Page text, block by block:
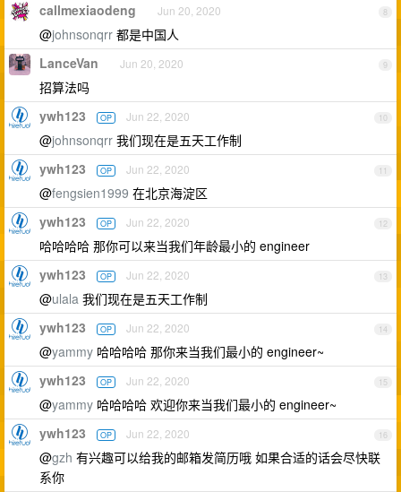
8
callmexiaodeng Jun 20, 2020
@johnsonqrr 都是中国人
9
LanceVan Jun 20, 2020
招算法吗
10
ywh123 OP Jun 22, 2020
@johnsonqrr 我们现在是五天工作制
11
ywh123 OP Jun 22, 2020
@fengsien1999 在北京海淀区
12
ywh123 OP Jun 22, 2020
哈哈哈哈 那你可以来当我们年龄最小的 engineer
13
ywh123 OP Jun 22, 2020
@ulala 我们现在是五天工作制
14
ywh123 OP Jun 22, 2020
@yammy 哈哈哈哈 那你来当我们最小的 engineer~
15
ywh123 OP Jun 22, 2020
@yammy 哈哈哈哈 欢迎你来当我们最小的 engineer~
16
ywh123 OP Jun 22, 2020
@gzh 有兴趣可以给我的邮箱发简历哦 如果合适的话会尽快联
系你